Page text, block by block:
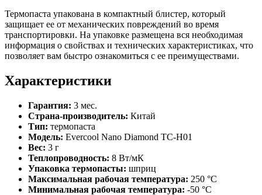
Термопаста упакована в компактный блистер, который
защищает ее от механических повреждений во время
транспортировки. На упаковке размещена вся необходимая
информация о свойствах и технических характеристиках, что
позволяет вам быстро ознакомиться с ее преимуществами.
Характеристики
Гарантия: 3 мес.
Страна-производитель: Китай
Тип: термопаста
Модель: Evercool Nano Diamond TC-H01
Вес: 3 г
Теплопроводность: 8 Вт/мК
Упаковка термопасты: шприц
Максимальная рабочая температура: 250 °C
Минимальная рабочая температура: -50 °C